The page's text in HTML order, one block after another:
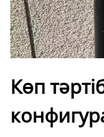
Көп